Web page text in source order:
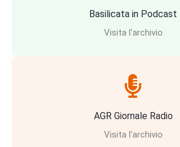
Basilicata in Podcast
Visita l'archivio
AGR Giornale Radio
Visita l'archivio